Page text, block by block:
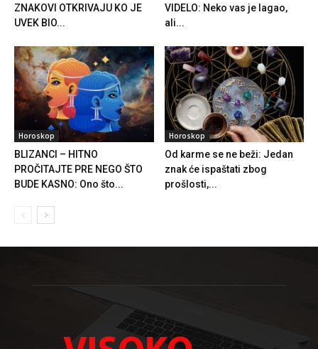
ZNAKOVI OTKRIVAJU KO JE
UVEK BIO...
VIDELO: Neko vas je lagao,
ali...
Horoskop
BLIZANCI – HITNO
PROČITAJTE PRE NEGO ŠTO
BUDE KASNO: Ono što...
Horoskop
Od karme se ne beži: Jedan
znak će ispaštati zbog
prošlosti,...